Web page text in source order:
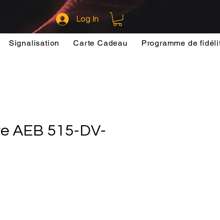
Log In
Signalisation Carte Cadeau Programme de
AEB 515-DV-